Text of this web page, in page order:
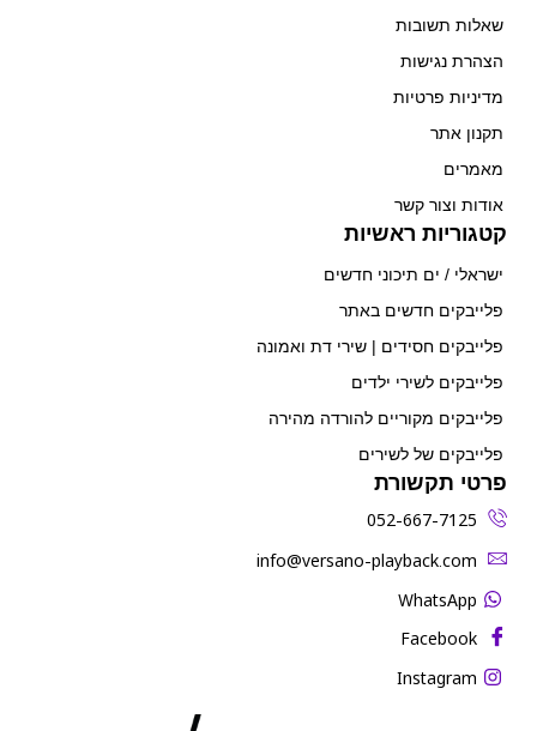
שאלות תשובות
הצהרת נגישות
מדיניות פרטיות
תקנון אתר
מאמרים
אודות וצור קשר
קטגוריות ראשיות
ישראלי / ים תיכוני חדשים
פלייבקים חדשים באתר
פלייבקים חסידים | שירי דת ואמונה
פלייבקים לשירי ילדים
פלייבקים מקוריים להורדה מהירה
פלייבקים של לשירים
פרטי תקשורת
052-667-7125
‫info@versano-playback.com‬
WhatsApp
Facebook
Instagram